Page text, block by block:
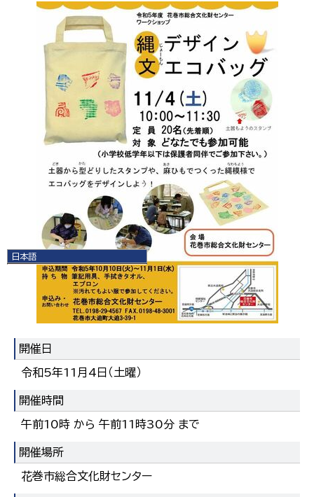
日本語
English
简体中文
繁體中文
開催日
令和5年11月4日（土曜）
開催時間
午前10時 から 午前11時30分 まで
開催場所
花巻市総合文化財センター